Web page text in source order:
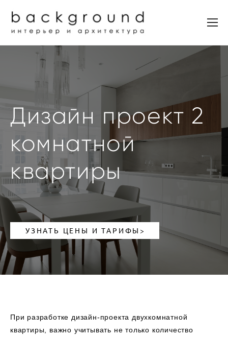
Дизайн проект 2
комнатной
квартиры
УЗНАТЬ ЦЕНЫ И ТАРИФЫ>
При разработке дизайн-проекта двухкомнатной
квартиры, важно учитывать не только количество